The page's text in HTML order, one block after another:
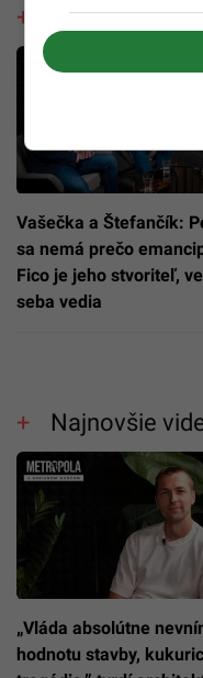
Prezidentský
Vašečka a Štefančík:
sa nemá prečo
Fico je jeho stvoriteľ,
seba vedia
Najnovšie
„Vláda absolútne
hodnotu stavby,